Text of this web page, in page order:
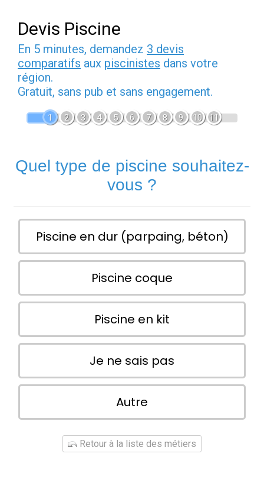
Devis Piscine
En 5 minutes, demandez 3 devis
comparatifs aux piscinistes dans votre
région.
Gratuit, sans pub et sans engagement.
1 2 3 4 5 6 7 8 9 10 11
Quel type de piscine souhaitez-
vous ?
Piscine en dur (parpaing, béton)
Piscine coque
Piscine en kit
Je ne sais pas
Autre
Retour à la liste des métiers